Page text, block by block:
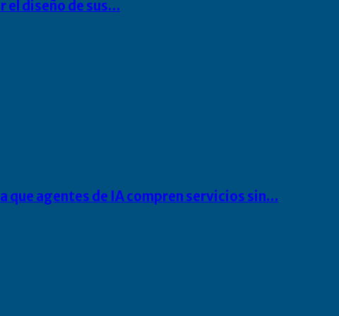
el diseño de sus…
agentes de IA compren servicios sin…